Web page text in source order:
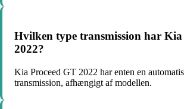
Hvilken type transmission har Kia
2022?
Kia Proceed GT 2022 har enten en
transmission, afhængigt af modellen.